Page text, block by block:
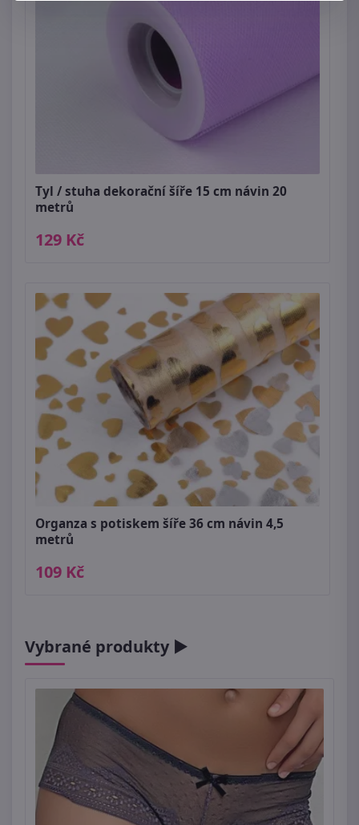
Tyl / stuha dekorační šíře 15 cm návin 20
metrů
129 Kč
Organza s potiskem šíře 36 cm návin 4,5
metrů
109 Kč
Vybrané produkty ►